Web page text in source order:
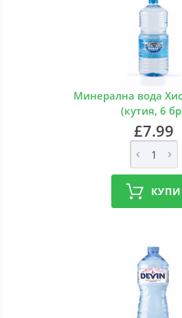
Минерална вода
(кутия, 6
£7.99
КУПИ